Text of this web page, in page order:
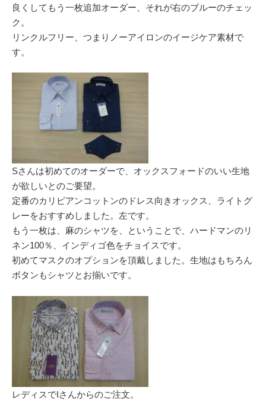
良くしてもう一枚追加オーダー、それが右のブルーのチェッ
ク。
リンクルフリー、つまりノーアイロンのイージケア素材で
す。
Sさんは初めてのオーダーで、オックスフォードのいい生地
が欲しいとのご要望。
定番のカリビアンコットンのドレス向きオックス、ライトグ
レーをおすすめしました。左です。
もう一枚は、麻のシャツを、ということで、ハードマンのリ
ネン100％、インディゴ色をチョイスです。
初めてマスクのオプションを頂戴しました。生地はもちろん
ボタンもシャツとお揃いです。
レディスでIさんからのご注文。